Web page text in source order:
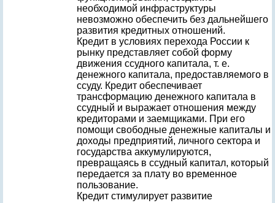
необходимой инфраструктуры
невозможно обеспечить без дальнейшего
развития кредитных отношений.
Кредит в условиях перехода России к
рынку представляет собой форму
движения ссудного капитала, т. е.
денежного капитала, предоставляемого в
ссуду. Кредит обеспечивает
трансформацию денежного капитала в
ссудный и выражает отношения между
кредиторами и заемщиками. При его
помощи свободные денежные капиталы и
доходы предприятий, личного сектора и
государства аккумулируются,
превращаясь в ссудный капитал, который
передается за плату во временное
пользование.
Кредит стимулирует развитие